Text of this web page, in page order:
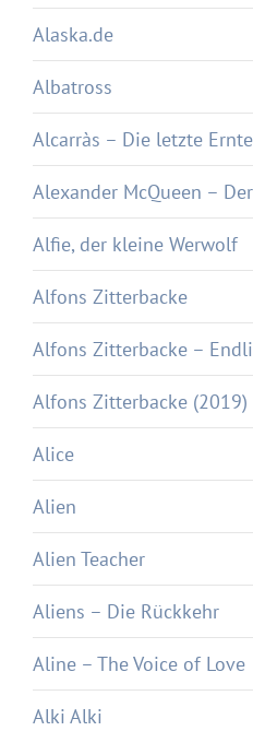
Alaska.de
Albatross
Alcarràs – Die letzte Ernte
Alexander McQueen –
Alfie, der kleine Werwolf
Alfons Zitterbacke
Alfons Zitterbacke –
Alfons Zitterbacke (2019)
Alice
Alien
Alien Teacher
Aliens – Die Rückkehr
Aline – The Voice of Love
Alki Alki